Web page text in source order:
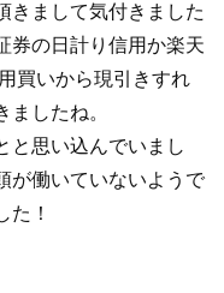
きまして気付きました
券の日計り信用か楽天
買いから現引きすれ
したね。
と思い込んでいまし
が働いていないようで
た！